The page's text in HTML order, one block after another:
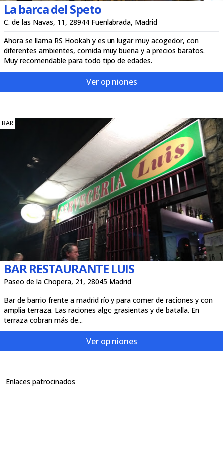
La barca del Speto
C. de las Navas, 11, 28944 Fuenlabrada, Madrid
Ahora se llama RS Hookah y es un lugar muy acogedor, con
diferentes ambientes, comida muy buena y a precios baratos.
Muy recomendable para todo tipo de edades.
Ver opiniones
BAR
BAR RESTAURANTE LUIS
Paseo de la Chopera, 21, 28045 Madrid
Bar de barrio frente a madrid río y para comer de raciones y con
amplia terraza. Las raciones algo grasientas y de batalla. En
terraza cobran más de...
Ver opiniones
Enlaces patrocinados